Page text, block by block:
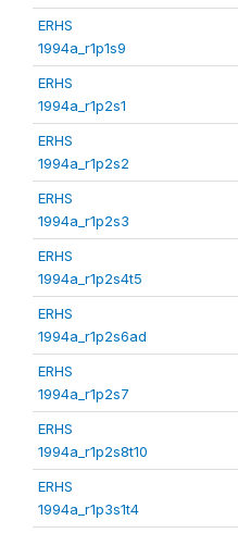
ERHS
1994a_r1p1s9
ERHS
1994a_r1p2s1
ERHS
1994a_r1p2s2
ERHS
1994a_r1p2s3
ERHS
1994a_r1p2s4t5
ERHS
1994a_r1p2s6ad
ERHS
1994a_r1p2s7
ERHS
1994a_r1p2s8t10
ERHS
1994a_r1p3s1t4